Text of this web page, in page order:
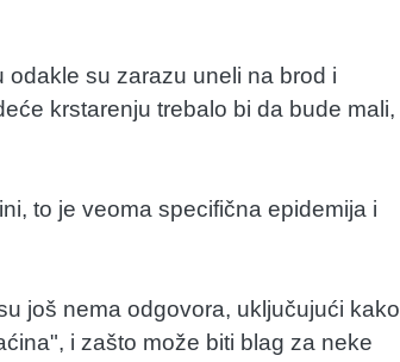
su zarazu uneli na brod i
krstarenju trebalo bi da bude mali,
to je veoma specifična epidemija i
još nema odgovora, uključujući kako
i zašto može biti blag za neke